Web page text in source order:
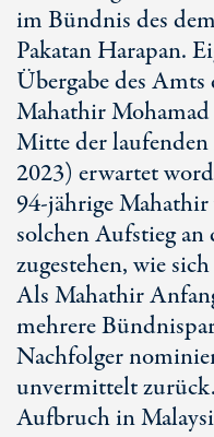
im Bündnis des
Pakatan Harapan.
Übergabe des
Mahathir
Mitte der
2023) erwartet
94-jährige
solchen Aufstieg
zugestehen, wie
Als Mahathir
mehrere
Nachfolger
unvermittelt
Aufbruch in